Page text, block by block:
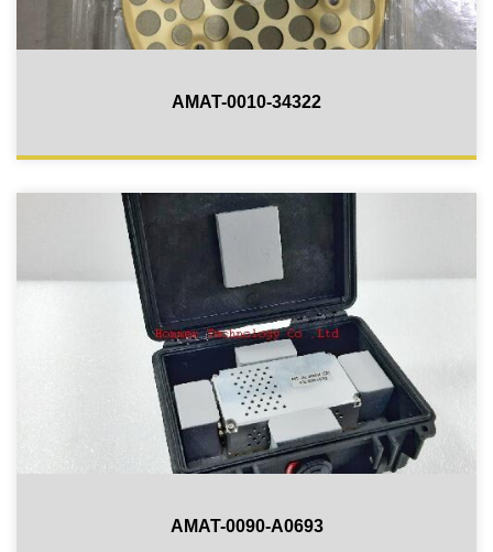
AMAT-0010-34322
AMAT-0090-A0693